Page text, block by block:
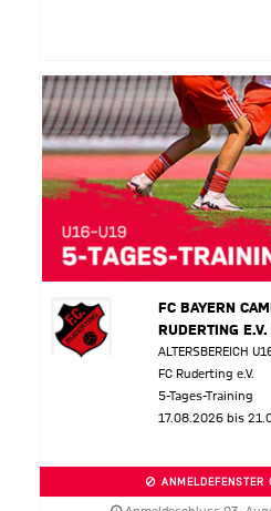
FC BAYERN
RUDERTING
ALTERSBEREICH
FC Ruderting e.V.
5-Tages-Training
17.08.2026 bis
ANMELDEFENSTER